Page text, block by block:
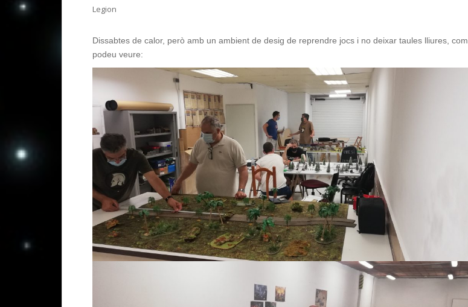
Legion
Dissabtes de calor, però amb un ambient de desig de reprendre jocs i no deixar taules lliures, com
podeu veure: